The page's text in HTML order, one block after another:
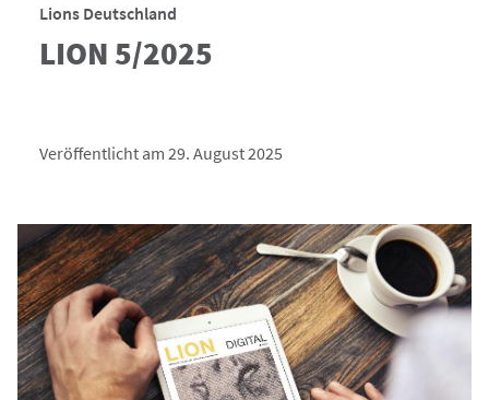
Lions Deutschland
LION 5/2025
Veröffentlicht am 29. August 2025